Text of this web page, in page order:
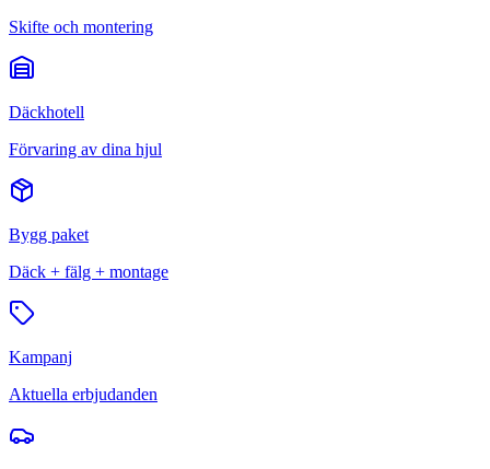
Skifte och montering
Däckhotell
Förvaring av dina hjul
Bygg paket
Däck + fälg + montage
Kampanj
Aktuella erbjudanden